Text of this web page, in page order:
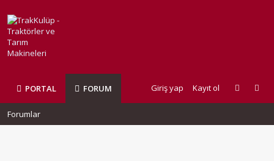
PORTAL FORUM Giriş yap Kayıt ol
Forumlar